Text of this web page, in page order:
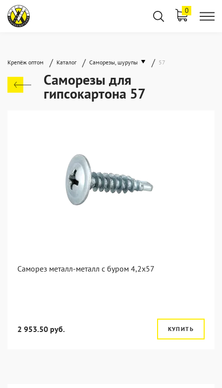
0
Крепёж оптом / Каталог / Саморезы, шурупы / 57
Саморезы для
гипсокартона 57
Саморез металл-металл с буром 4,2x57
2 953.50 руб. КУПИТЬ